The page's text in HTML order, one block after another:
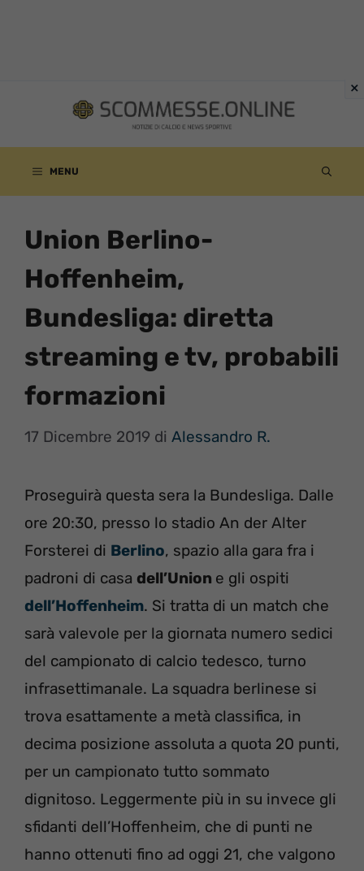
contenuto
MENU
Union Berlino-
Hoffenheim,
Bundesliga: diretta
streaming e tv, probabili
formazioni
17 Dicembre 2019 di Alessandro R.
Proseguirà questa sera la Bundesliga. Dalle
ore 20:30, presso lo stadio An der Alter
Forsterei di Berlino, spazio alla gara fra i
padroni di casa dell’Union e gli ospiti
dell’Hoffenheim. Si tratta di un match che
sarà valevole per la giornata numero sedici
del campionato di calcio tedesco, turno
infrasettimanale. La squadra berlinese si
trova esattamente a metà classifica, in
decima posizione assoluta a quota 20 punti,
per un campionato tutto sommato
dignitoso. Leggermente più in su invece gli
sfidanti dell’Hoffenheim, che di punti ne
hanno ottenuti fino ad oggi 21, che valgono